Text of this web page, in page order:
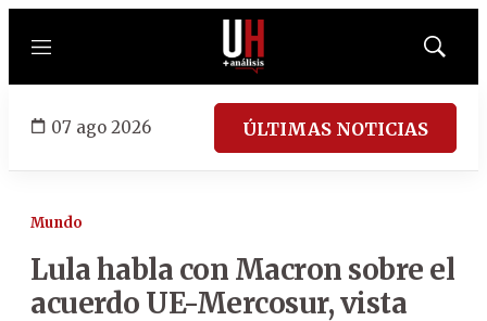
Menú
Mostrar
07 ago 2026 ÚLTIMAS NOTICIAS
Mundo
Lula habla con Macron sobre el
acuerdo UE-Mercosur, vista